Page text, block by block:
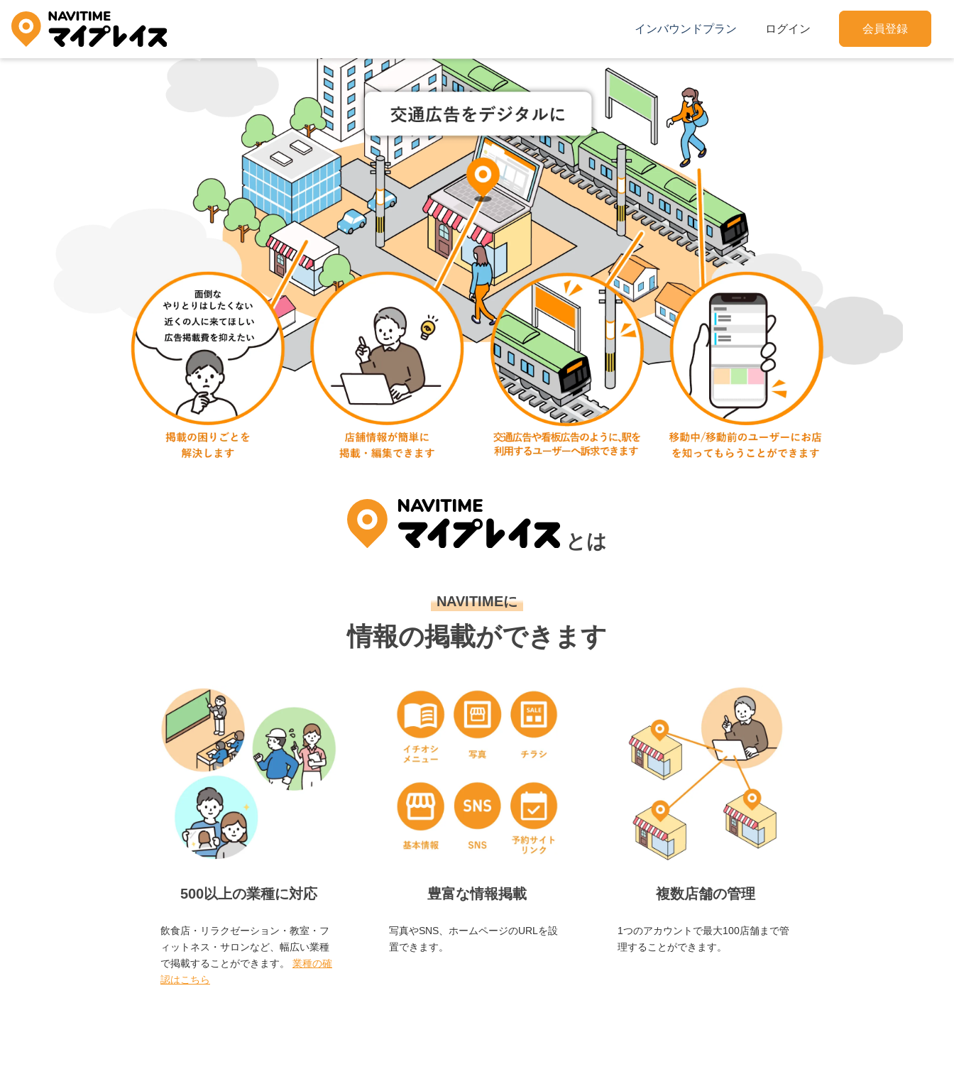
インバウンドプラン ログイン 会員登録
とは
NAVITIMEに
情報の掲載ができます
500以上の業種に対応
飲食店・リラクゼーション・教室・フ
ィットネス・サロンなど、幅広い業種
で掲載することができます。 業種の確
認はこちら
豊富な情報掲載
写真やSNS、ホームページのURLを設
置できます。
複数店舗の管理
1つのアカウントで最大100店舗まで管
理することができます。